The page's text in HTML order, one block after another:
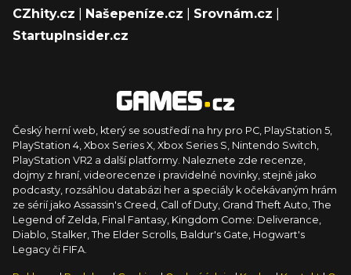
CZhity.cz
Našepeníze.cz Srovnám.cz
StartupInsider.cz
Český herní web, který se soustředí na hry pro PC, PlayStation 5,
PlayStation 4, Xbox Series X, Xbox Series S, Nintendo Switch,
PlayStation VR2 a další platformy. Naleznete zde recenze,
dojmy z hraní, videorecenze i pravidelné novinky, stejně jako
podcasty, rozsáhlou databázi her a speciály k očekávaným hrám
ze sérií jako Assassin's Creed, Call of Duty, Grand Theft Auto, The
Legend of Zelda, Final Fantasy, Kingdom Come: Deliverance,
Diablo, Stalker, The Elder Scrolls, Baldur's Gate, Hogwart's
Legacy či FIFA.